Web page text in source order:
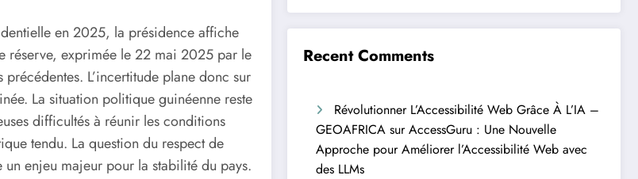
en 2025, la présidence affiche
réserve, exprimée le 22 mai 2025 par le
L’incertitude plane donc sur
La situation politique guinéenne reste
difficultés à réunir les conditions
tendu. La question du respect de
un enjeu majeur pour la stabilité du pays.
Recent Comments
Révolutionner L’Accessibilité Web Grâce À L’IA –
GEOAFRICA surAccessGuru : Une Nouvelle
Approche pour Améliorer l’Accessibilité Web avec
des LLMs